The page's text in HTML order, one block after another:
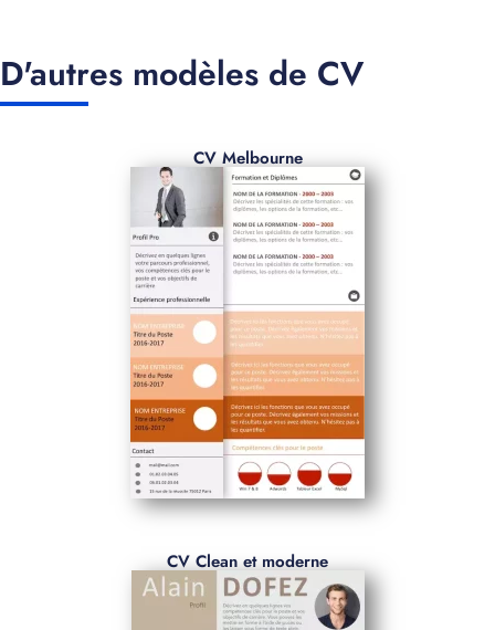
D'autres modèles de CV
CV Melbourne
CV Clean et moderne